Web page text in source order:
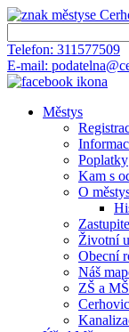
Telefon: 311577509
E-mail:
Městys
Poplatky
Kam s
O
Životní
Obecní
Náš
ZŠ a